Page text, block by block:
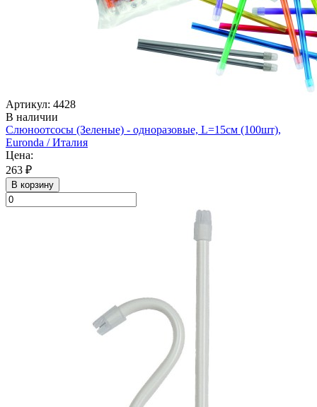
Артикул: 4428
В наличии
Слюноотсосы (Зеленые) - одноразовые, L=15см (100шт),
Euronda / Италия
Цена:
263 ₽
В корзину